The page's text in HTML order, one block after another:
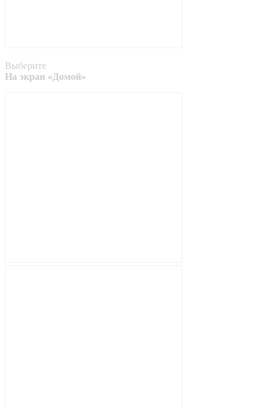
Выберите
На экран «Домой»